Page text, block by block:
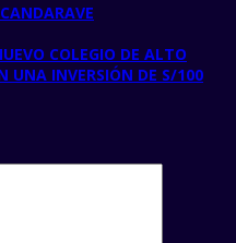
COLEGIO DE ALTO
UNA INVERSIÓN DE S/100